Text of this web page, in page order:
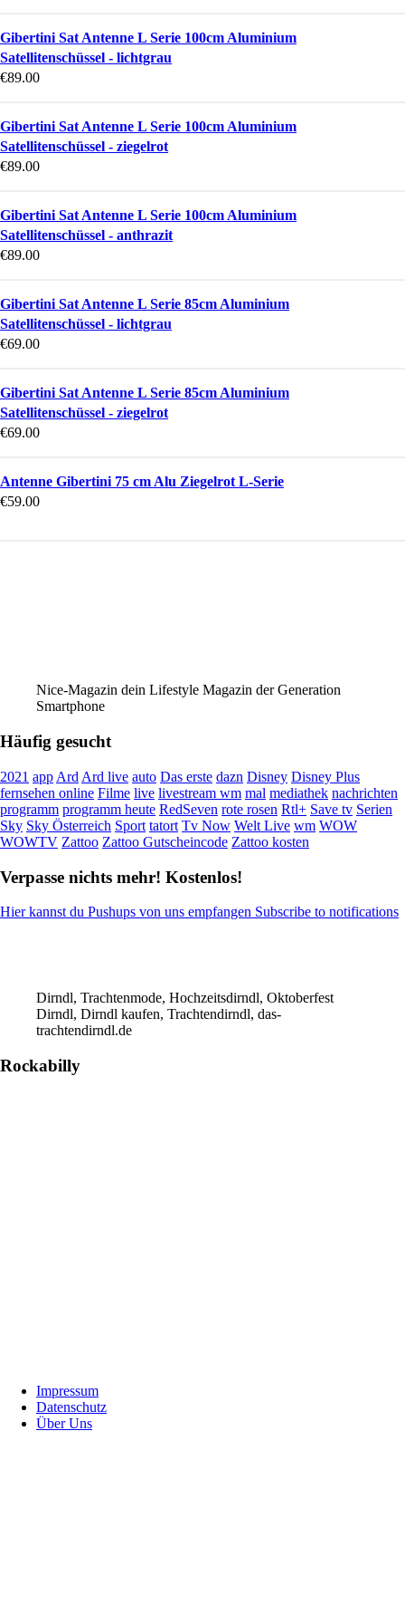
Gibertini Sat Antenne L Serie 100cm Aluminium
Satellitenschüssel - lichtgrau
€89.00
Gibertini Sat Antenne L Serie 100cm Aluminium
Satellitenschüssel - ziegelrot
€89.00
Gibertini Sat Antenne L Serie 100cm Aluminium
Satellitenschüssel - anthrazit
€89.00
Gibertini Sat Antenne L Serie 85cm Aluminium
Satellitenschüssel - lichtgrau
€69.00
Gibertini Sat Antenne L Serie 85cm Aluminium
Satellitenschüssel - ziegelrot
€69.00
Antenne Gibertini 75 cm Alu Ziegelrot L-Serie
€59.00
Nice-Magazin dein Lifestyle Magazin der Generation
Smartphone
Häufig gesucht
2021 app Ard Ard live auto Das erste dazn Disney Disney Plus
fernsehen online Filme live livestream wm mal mediathek nachrichten
programm programm heute RedSeven rote rosen Rtl+ Save tv Serien
Sky Sky Österreich Sport tatort Tv Now Welt Live wm WOW
WOWTV Zattoo Zattoo Gutscheincode Zattoo kosten
Verpasse nichts mehr! Kostenlos!
Hier kannst du Pushups von uns empfangen Subscribe to notifications
Dirndl, Trachtenmode, Hochzeitsdirndl, Oktoberfest
Dirndl, Dirndl kaufen, Trachtendirndl, das-
trachtendirndl.de
Rockabilly
FooterImpressum
Datenschutz
Über Uns